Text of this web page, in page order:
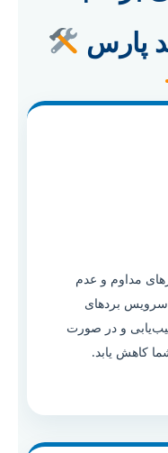
پارس
مداوم و عدم
سرویس بردهای
و در صورت
کاهش یابد.